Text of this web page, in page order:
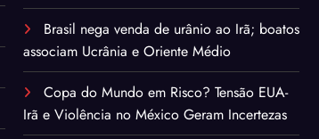
Brasil nega venda de urânio ao Irã; boatos
associam Ucrânia e Oriente Médio
Copa do Mundo em Risco? Tensão EUA-
Irã e Violência no México Geram Incertezas